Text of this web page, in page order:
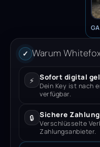
✓ Warum
⚡ Sofort digital
Dein Key ist nach
verfügbar.
🔒 Sichere Zahlung
Verschlüsselte
Zahlungsanbieter.